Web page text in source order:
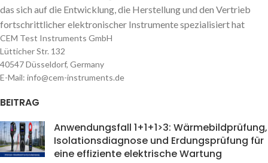
das sich auf die Entwicklung, die Herstellung und den Vertrieb
fortschrittlicher elektronischer Instrumente spezialisiert hat
CEM Test Instruments GmbH
Lütticher Str. 132
40547 Düsseldorf, Germany
E-Mail: info@cem-instruments.de
BEITRAG
Anwendungsfall 1+1+1>3: Wärmebildprüfung,
Isolationsdiagnose und Erdungsprüfung für
eine effiziente elektrische Wartung